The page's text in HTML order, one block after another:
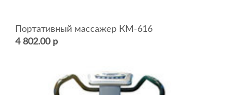
Портативный массажер КМ-616
4 802.00 р